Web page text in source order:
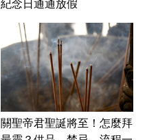
紀念日通通放假
關聖帝君聖誕將至！怎麼拜